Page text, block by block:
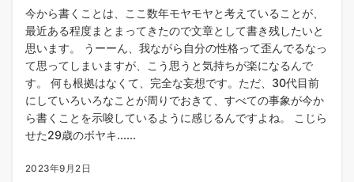
今から書くことは、ここ数年モヤモヤと考えていることが、
最近ある程度まとまってきたので文章として書き残したいと
思います。 うーーん、我ながら自分の性格って歪んでるなっ
て思ってしまいますが、こう思うと気持ちが楽になるんで
す。 何も根拠はなくて、完全な妄想です。ただ、30代目前
にしていろいろなことが周りでおきて、すべての事象が今か
ら書くことを示唆しているように感じるんですよね。 こじら
せた29歳のボヤキ......
2023年9月2日